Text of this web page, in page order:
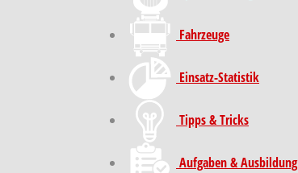
Fahrzeuge
Einsatz-Statistik
Tipps & Tricks
Aufgaben & Ausbildung